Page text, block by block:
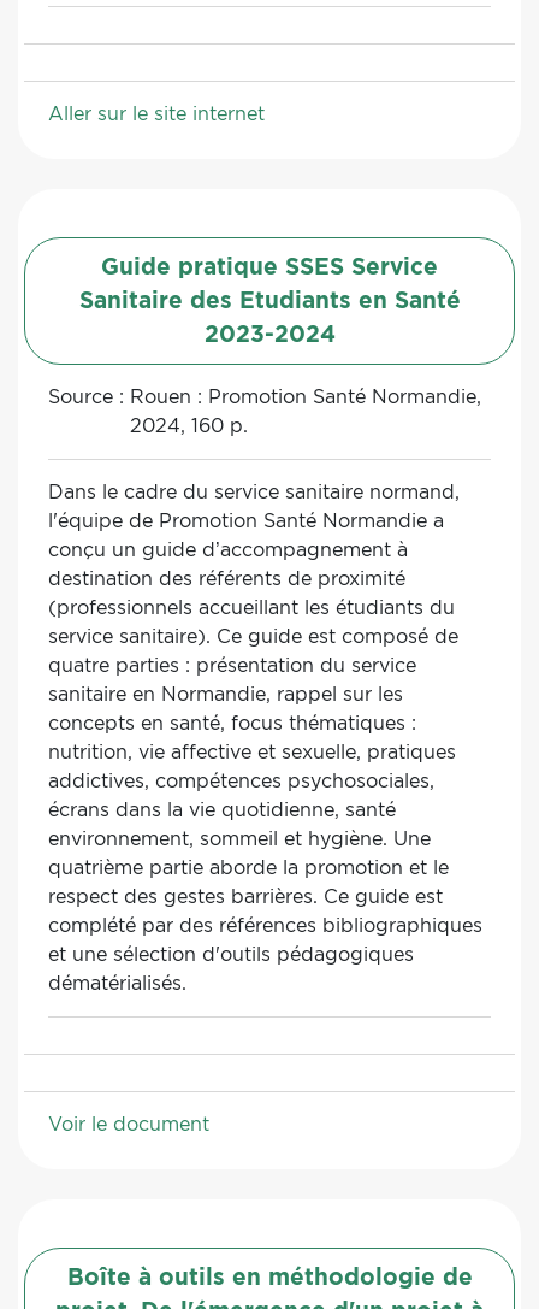
Aller sur le site internet
Guide pratique SSES Service
Sanitaire des Etudiants en Santé
2023-2024
Source : Rouen : Promotion Santé Normandie,
2024, 160 p.
Dans le cadre du service sanitaire normand,
l'équipe de Promotion Santé Normandie a
conçu un guide d’accompagnement à
destination des référents de proximité
(professionnels accueillant les étudiants du
service sanitaire). Ce guide est composé de
quatre parties : présentation du service
sanitaire en Normandie, rappel sur les
concepts en santé, focus thématiques :
nutrition, vie affective et sexuelle, pratiques
addictives, compétences psychosociales,
écrans dans la vie quotidienne, santé
environnement, sommeil et hygiène. Une
quatrième partie aborde la promotion et le
respect des gestes barrières. Ce guide est
complété par des références bibliographiques
et une sélection d'outils pédagogiques
dématérialisés.
Voir le document
Boîte à outils en méthodologie de